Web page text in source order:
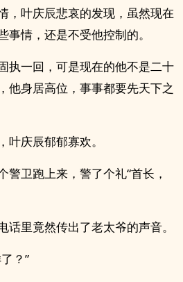
，叶庆辰悲哀的发现，虽然现在
事情，还是不受他控制的。
执一回，可是现在的他不是二十
他身居高位，事事都要先天下之
叶庆辰郁郁寡欢。
警卫跑上来，警了个礼“首长，
话里竟然传出了老太爷的声音。
？”